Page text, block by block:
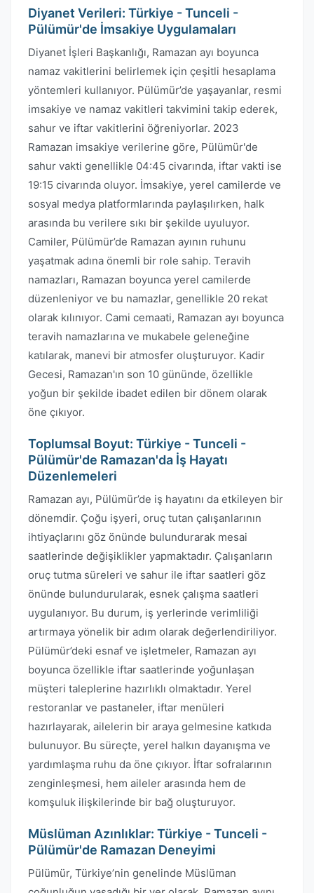
Diyanet Verileri: Türkiye - Tunceli -
Pülümür'de İmsakiye Uygulamaları
Diyanet İşleri Başkanlığı, Ramazan ayı boyunca
namaz vakitlerini belirlemek için çeşitli hesaplama
yöntemleri kullanıyor. Pülümür’de yaşayanlar, resmi
imsakiye ve namaz vakitleri takvimini takip ederek,
sahur ve iftar vakitlerini öğreniyorlar. 2023
Ramazan imsakiye verilerine göre, Pülümür'de
sahur vakti genellikle 04:45 civarında, iftar vakti ise
19:15 civarında oluyor. İmsakiye, yerel camilerde ve
sosyal medya platformlarında paylaşılırken, halk
arasında bu verilere sıkı bir şekilde uyuluyor.
Camiler, Pülümür’de Ramazan ayının ruhunu
yaşatmak adına önemli bir role sahip. Teravih
namazları, Ramazan boyunca yerel camilerde
düzenleniyor ve bu namazlar, genellikle 20 rekat
olarak kılınıyor. Cami cemaati, Ramazan ayı boyunca
teravih namazlarına ve mukabele geleneğine
katılarak, manevi bir atmosfer oluşturuyor. Kadir
Gecesi, Ramazan'ın son 10 gününde, özellikle
yoğun bir şekilde ibadet edilen bir dönem olarak
öne çıkıyor.
Toplumsal Boyut: Türkiye - Tunceli -
Pülümür'de Ramazan'da İş Hayatı
Düzenlemeleri
Ramazan ayı, Pülümür’de iş hayatını da etkileyen bir
dönemdir. Çoğu işyeri, oruç tutan çalışanlarının
ihtiyaçlarını göz önünde bulundurarak mesai
saatlerinde değişiklikler yapmaktadır. Çalışanların
oruç tutma süreleri ve sahur ile iftar saatleri göz
önünde bulundurularak, esnek çalışma saatleri
uygulanıyor. Bu durum, iş yerlerinde verimliliği
artırmaya yönelik bir adım olarak değerlendiriliyor.
Pülümür’deki esnaf ve işletmeler, Ramazan ayı
boyunca özellikle iftar saatlerinde yoğunlaşan
müşteri taleplerine hazırlıklı olmaktadır. Yerel
restoranlar ve pastaneler, iftar menüleri
hazırlayarak, ailelerin bir araya gelmesine katkıda
bulunuyor. Bu süreçte, yerel halkın dayanışma ve
yardımlaşma ruhu da öne çıkıyor. İftar sofralarının
zenginleşmesi, hem aileler arasında hem de
komşuluk ilişkilerinde bir bağ oluşturuyor.
Müslüman Azınlıklar: Türkiye - Tunceli -
Pülümür'de Ramazan Deneyimi
Pülümür, Türkiye’nin genelinde Müslüman